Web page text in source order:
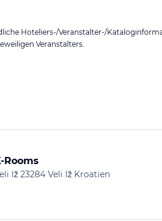
Hoteliers-/Veranstalter-/
Veranstalters.
Rooms
Iž 23284 Veli Iž Kroatien